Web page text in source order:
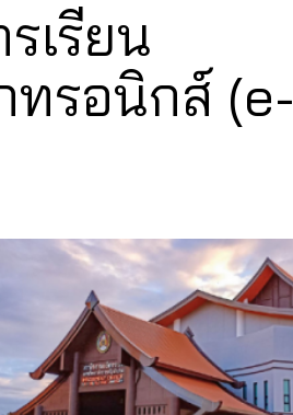
เรียน
ทรอนิกส์ (e-